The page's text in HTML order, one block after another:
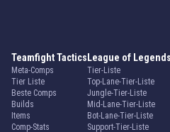
Teamfight Tactics
Meta-Comps
Tier Liste
Beste Comps
Builds
Items
Comp-Stats
League of Legends
Tier-Liste
Top-Lane-Tier-Liste
Jungle-Tier-Liste
Mid-Lane-Tier-Liste
Bot-Lane-Tier-Liste
Support-Tier-Liste